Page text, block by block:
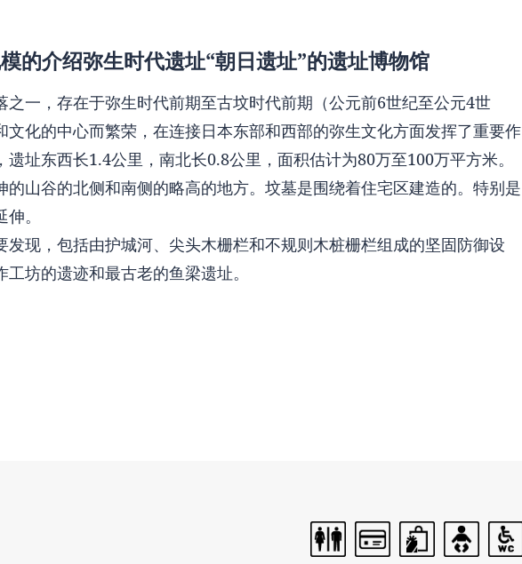
的介绍弥生时代遗址“朝日遗址”的遗址博物馆
之一，存在于弥生时代前期至古坟时代前期（公元前6世纪至公元4世
文化的中心而繁荣，在连接日本东部和西部的弥生文化方面发挥了重要作
址东西长1.4公里，南北长0.8公里，面积估计为80万至100万平方米。
的山谷的北侧和南侧的略高的地方。坟墓是围绕着住宅区建造的。特别是
。
发现，包括由护城河、尖头木栅栏和不规则木桩栅栏组成的坚固防御设
坊的遗迹和最古老的鱼梁遗址。